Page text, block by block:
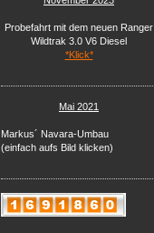
Probefahrt mit dem neuen Ranger
Wildtrak 3.0 V6 Diesel
*Klick*
Mai 2021
Markus´ Navara-Umbau
(einfach aufs Bild klicken)